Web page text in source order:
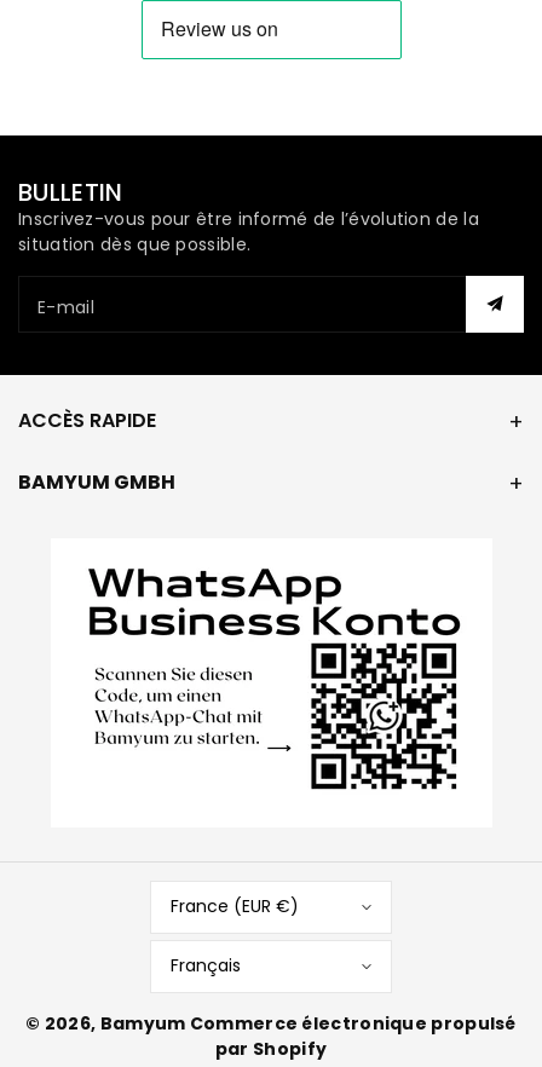
BULLETIN
Inscrivez-vous pour être informé de l’évolution de la
situation dès que possible.
E-mail
ACCÈS RAPIDE
BAMYUM GMBH
France (EUR €)
Français
© 2026, Bamyum Commerce électronique propulsé
par Shopify